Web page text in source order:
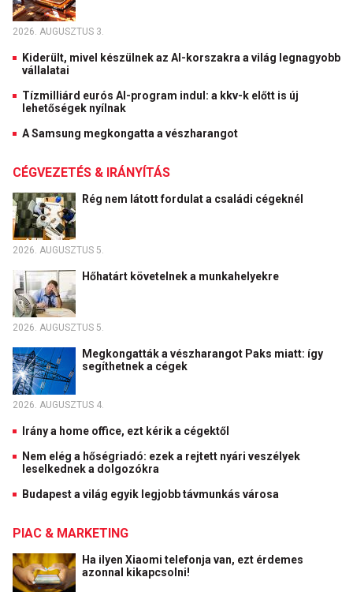
2026. AUGUSZTUS 3.
Kiderült, mivel készülnek az AI-korszakra a világ legnagyobb
vállalatai
Tízmilliárd eurós AI-program indul: a kkv-k előtt is új
lehetőségek nyílnak
A Samsung megkongatta a vészharangot
CÉGVEZETÉS & IRÁNYÍTÁS
Rég nem látott fordulat a családi cégeknél
2026. AUGUSZTUS 5.
Hőhatárt követelnek a munkahelyekre
2026. AUGUSZTUS 5.
Megkongatták a vészharangot Paks miatt: így
segíthetnek a cégek
2026. AUGUSZTUS 4.
Irány a home office, ezt kérik a cégektől
Nem elég a hőségriadó: ezek a rejtett nyári veszélyek
leselkednek a dolgozókra
Budapest a világ egyik legjobb távmunkás városa
PIAC & MARKETING
Ha ilyen Xiaomi telefonja van, ezt érdemes
azonnal kikapcsolni!